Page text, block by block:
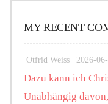
MY RECENT
Otfrid Weiss | 2026-
Dazu kann ich
Unabhängig